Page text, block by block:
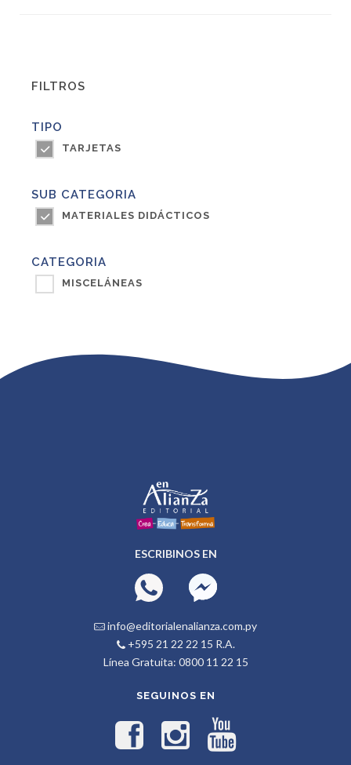
FILTROS
TIPO
TARJETAS
SUB CATEGORIA
MATERIALES DIDÁCTICOS
CATEGORIA
MISCELÁNEAS
ESCRIBINOS EN
info@editorialenalianza.com.py
+595 21 22 22 15 R.A.
Línea Gratuita: 0800 11 22 15
SEGUINOS EN